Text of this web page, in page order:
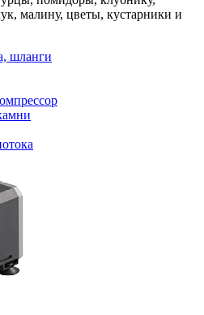
малину, цветы, кустарники и
шланги